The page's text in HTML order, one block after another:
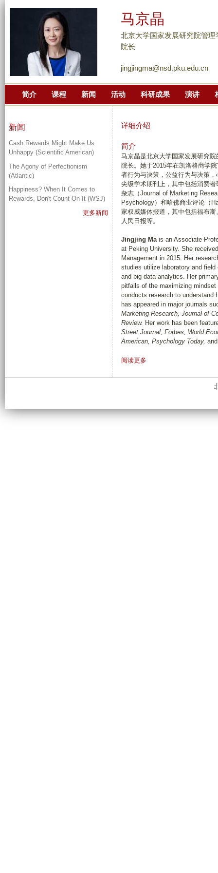
到
的
主
内
马京晶
北京大学国家发展研究院管
院长
jingjingma@nsd.pku.edu.cn
简介 课程 新闻 活动 科研成果 演讲
详细介绍
简介
马京晶是北京大学国家发展研究
院长。她于2015年在凯洛格商学
者行为与决策，公益行为与决策
尖级学术期刊上，其中包括消费
杂志（Journal of Marketing
Psychology）和哈佛商业评论（
家权威媒体报道，其中包括福布
人民日报等。
Jingjing Mais an Associate
at Peking University. She
Management in 2015. Her
studies utilize laboratory and
and big data analytics. Her
pitfalls of the maximizing
conducts research to understand
has appeared in major journals
Marketing Research, Journal of
Review. Her work has been
Street Journal, Forbes, World
American, Psychology Today, and
阅读更多
简
新闻
Cash Rewards Might Make Us
Unhappy (Scientific American)
The Agony of Perfectionism
(Atlantic)
Happiness? When It Comes to
Rewards, Don't Count On It (WSJ)
更多新闻